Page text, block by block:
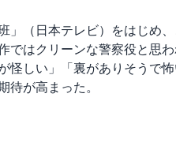
」（日本テレビ）をはじめ
ではクリーンな警察役と思
怪しい」「裏がありそうで
待が高まった。